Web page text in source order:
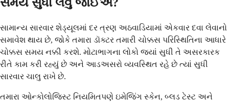
સમય સુધી લેવું જોઈએ?
સામાન્ય સારવાર શેડ્યૂલમાં દર ત્રણ અઠવાડિયામાં એકવાર દવા લેવાનો
સમાવેશ થાય છે, જોકે તમારા ડૉક્ટર તમારી ચોક્કસ પરિસ્થિતિના આધારે
ચોક્કસ સમય નક્કી કરશે. મોટાભાગના લોકો જ્યાં સુધી તે અસરકારક
રીતે કામ કરી રહ્યું છે અને આડઅસરો વ્યવસ્થિત રહે છે ત્યાં સુધી
સારવાર ચાલુ રાખે છે.
તમારા ઓન્કોલોજિસ્ટ નિયમિતપણે ઇમેજિંગ સ્કેન, બ્લડ ટેસ્ટ અને